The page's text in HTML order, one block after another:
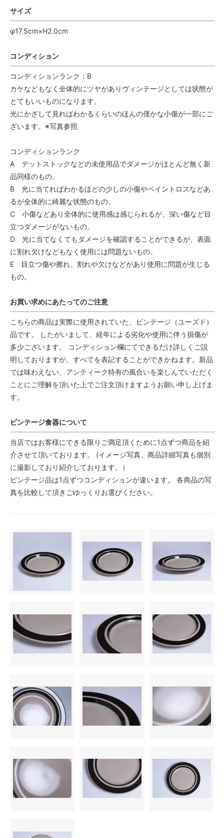
サイズ
φ17.5cm×H2.0cm
コンディション
コンディションランク：B
カケなどもなく全体的にツヤがありヴィンテージとしては状態が
とてもいいものになります。
光にかざして見ればわかるくらいのほんの僅かな小傷が一部にご
ざいます。※写真参照
コンディションランク
A デットストックなどの未使用品でダメージがほとんど無く新
品同様のもの。
B 光に当てればわかるほどの少しの小傷やペイントロスなどあ
るが全体的に綺麗な状態のもの。
C 小傷などあり全体的に使用感は感じられるが、深い傷など目
立つダメージがないもの。
D 光に当てなくてもダメージを確認することができるが、表面
に割れ欠けなどもなく使用には問題ないもの。
E 目立つ傷や擦れ、割れや欠けなどがあり使用に問題が生じる
もの。
お買い求めにあたってのご注意
こちらの商品は実際に使用されていた、ビンテージ（ユーズド）
品です。 したがいまして、経年による劣化や使用に伴う損傷が
多少ございます。 コンディション欄にてできるだけ詳しくご説
明しておりますが、すべてを表記することができかねます。新品
では味わえない、アンティーク特有の風合いを楽しんでいただく
ことにご理解を頂いた上でご注文頂けますようお願い申し上げま
す。
ビンテージ食器について
当店ではお客様にできる限りご満足頂くために1点ずつ商品を紹
介させて頂いております。 (イメージ写真、商品詳細写真も個別
に撮影しており紹介しております。）
ビンテージ品は1点ずつコンディションが違います。 各商品の写
真を比較して頂きごゆっくりお選びください。